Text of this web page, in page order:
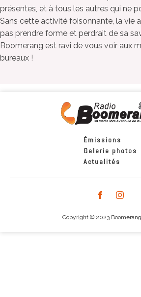
présentes, et à tous les autres qui ne
Sans cette activité foisonnante, la vie
pas prendre forme et perdrait de sa
Boomerang est ravi de vous voir aux
bureaux !
Émissions
Galerie photos
Actualités
Copyright © 2023